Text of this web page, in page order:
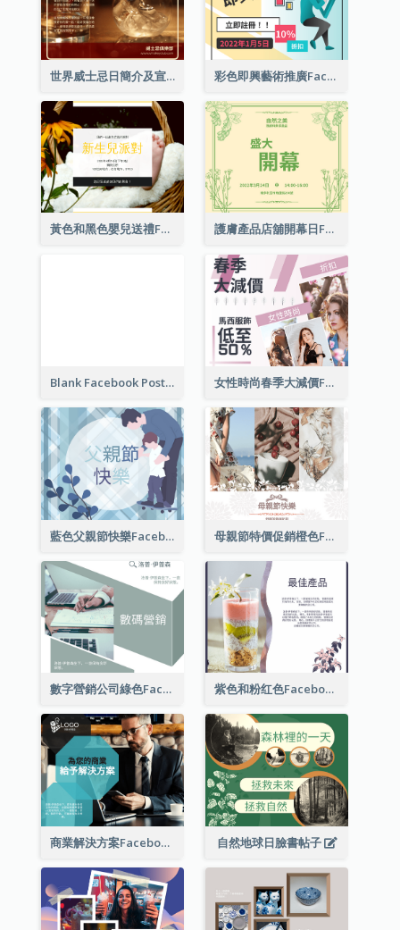
世界威士忌日簡介及宣傳用Facebook帖子 彩色即興藝術推廣Facebook帖子
黃色和黑色嬰兒送禮Facebook帖子 護膚產品店舖開幕日Facebook帖子
Blank Facebook Post 女性時尚春季大減價Facebook帖子
藍色父親節快樂Facebook帖子 母親節特價促銷橙色Facebook帖子
數字營銷公司綠色Facebook帖子 紫色和粉红色Facebook帖子
商業解決方案Facebook帖子 自然地球日臉書帖子